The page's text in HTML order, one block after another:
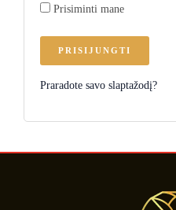
Prisiminti mane
PRISIJUNGTI
Praradote savo slaptažodį?